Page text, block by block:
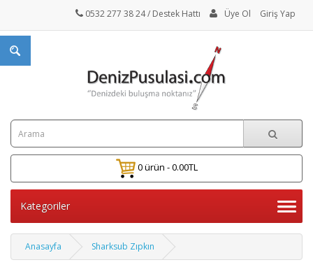
0532 277 38 24/ Destek Hattı Üye Ol Giriş Yap
0 ürün - 0.00TL
Kategoriler
Anasayfa Sharksub Zıpkın